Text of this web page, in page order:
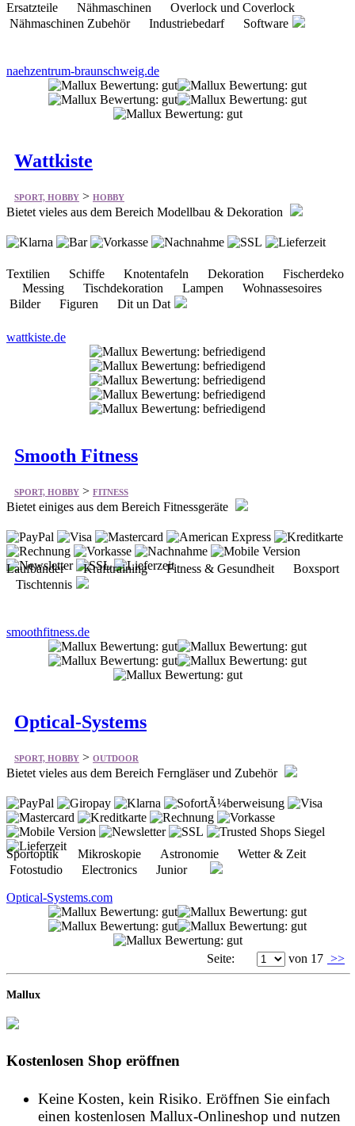
Ersatzteile Nähmaschinen Overlock und Coverlock
Nähmaschinen Zubehör Industriebedarf Software
naehzentrum-braunschweig.de
Wattkiste
SPORT, HOBBY > HOBBY
Bietet vieles aus dem Bereich Modellbau & Dekoration
Textilien Schiffe Knotentafeln Dekoration Fischerdeko
Messing Tischdekoration Lampen Wohnassesoires
Bilder Figuren Dit un Dat
wattkiste.de
Smooth Fitness
SPORT, HOBBY > FITNESS
Bietet einiges aus dem Bereich Fitnessgeräte
Laufbänder Krafttraining Fitness & Gesundheit Boxsport
Tischtennis
smoothfitness.de
Optical-Systems
SPORT, HOBBY > OUTDOOR
Bietet vieles aus dem Bereich Ferngläser und Zubehör
Sportoptik Mikroskopie Astronomie Wetter & Zeit
Fotostudio Electronics Junior
Optical-Systems.com
Seite: von 17 >>
Mallux
Kostenlosen Shop eröffnen
Keine Kosten, kein Risiko. Eröffnen Sie einfach
einen kostenlosen Mallux-Onlineshop und nutzen